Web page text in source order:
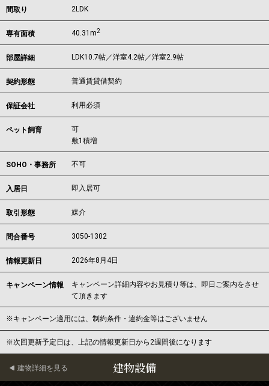
間取り 2LDK
専有面積 40.31m2
部屋詳細 LDK10.7帖／洋室4.2帖／洋室2.9帖
契約形態 普通賃貸借契約
保証会社 利用必須
ペット飼育
可
敷1積増
SOHO・事務所 不可
入居日 即入居可
取引形態 媒介
問合番号 3050-1302
情報更新日 2026年8月4日
キャンペーン情報
キャンペーン詳細内容やお見積り等は、即日ご案内をさせ
て頂きます
※キャンペーン適用には、制約条件・違約金等はございません
※次回更新予定日は、上記の情報更新日から2週間後になります
建物設備
建物詳細を見る